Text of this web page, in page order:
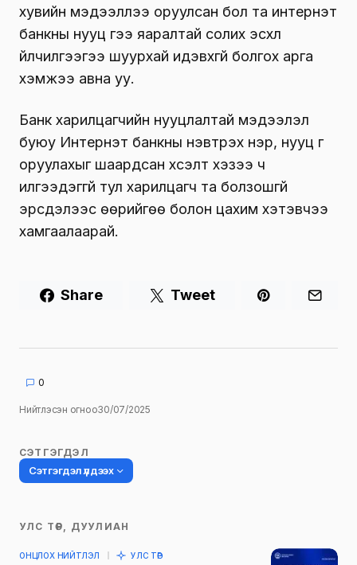
хувийн мэдээллээ оруулсан бол та интернэт
банкны нууц үгээ яаралтай солих эсхүл
үйлчилгээгээ шуурхай идэвхгүй болгох арга
хэмжээ авна уу.
Банк харилцагчийн нууцлалтай мэдээлэл
буюу Интернэт банкны нэвтрэх нэр, нууц үг
оруулахыг шаардсан хүсэлт хэзээ ч
илгээдэггүй тул харилцагч та болзошгүй
эрсдэлээс өөрийгөө болон цахим хэтэвчээ
хамгаалаарай.
Share Tweet
0
Нийтлэсэн огноо30/07/2025
СЭТГЭГДЭЛ
Сэтгэгдэл үлдээх
Таны имэйл хаягийг нийтлэхгүй.
УЛС ТӨР, ДУУЛИАН
ОНЦЛОХ НИЙТЛЭЛ УЛС ТӨР